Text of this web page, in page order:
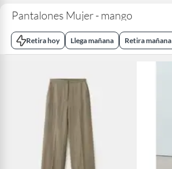
Pantalones Mujer - mango
Retira hoy Llega mañana Retira mañana